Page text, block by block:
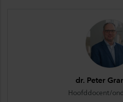
dr. Peter
Hoofddocent/